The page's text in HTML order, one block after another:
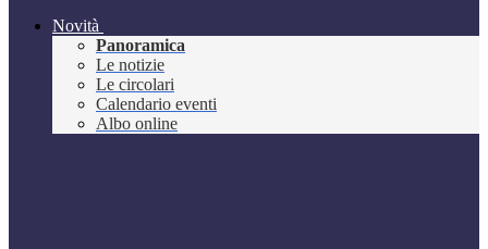
Novità
Panoramica
Le notizie
Le circolari
Calendario eventi
Albo online